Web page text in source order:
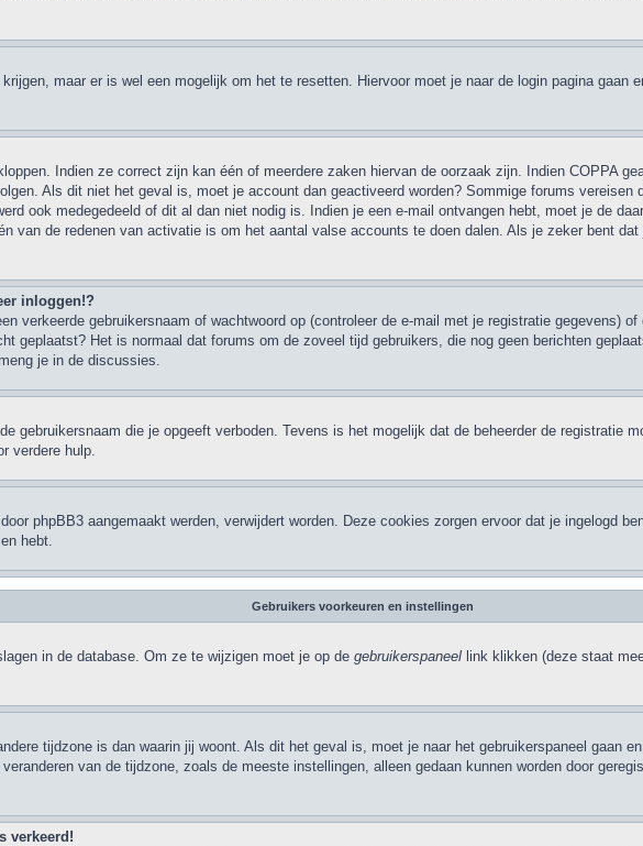
maar er is wel een mogelijk om het te resetten. Hiervoor moet je naar de login pagina gaan
Indien ze correct zijn kan één of meerdere zaken hiervan de oorzaak zijn. Indien COPPA
Als dit niet het geval is, moet je account dan geactiveerd worden? Sommige forums
ook medegedeeld of dit al dan niet nodig is. Indien je een e-mail ontvangen hebt, moet je de
van de redenen van activatie is om het aantal valse accounts te doen dalen. Als je zeker bent
inloggen!?
verkeerde gebruikersnaam of wachtwoord op (controleer de e-mail met je registratie gegevens)
geplaatst? Het is normaal dat forums om de zoveel tijd gebruikers, die nog geen berichten
je in de discussies.
gebruikersnaam die je opgeeft verboden. Tevens is het mogelijk dat de beheerder de registratie
verdere hulp.
phpBB3 aangemaakt werden, verwijdert worden. Deze cookies zorgen ervoor dat je ingelogd
hebt.
Gebruikers voorkeuren en instellingen
in de database. Om ze te wijzigen moet je op de gebruikerspaneel link klikken (deze staat
tijdzone is dan waarin jij woont. Als dit het geval is, moet je naar het gebruikerspaneel gaan
van de tijdzone, zoals de meeste instellingen, alleen gedaan kunnen worden door
verkeerd!